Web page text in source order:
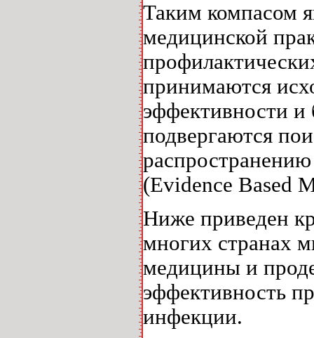
Таким компасом
медицинской
принимаются
эффективности и
подвергаются
(Evidence Based
Ниже приведен
многих странах
медицины и
эффективность
инфекции.